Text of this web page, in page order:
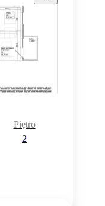
Piętro
2